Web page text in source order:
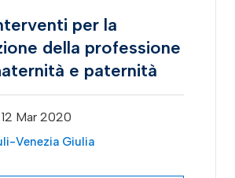
per la
della professione
e paternità
12 Mar 2020
Venezia Giulia